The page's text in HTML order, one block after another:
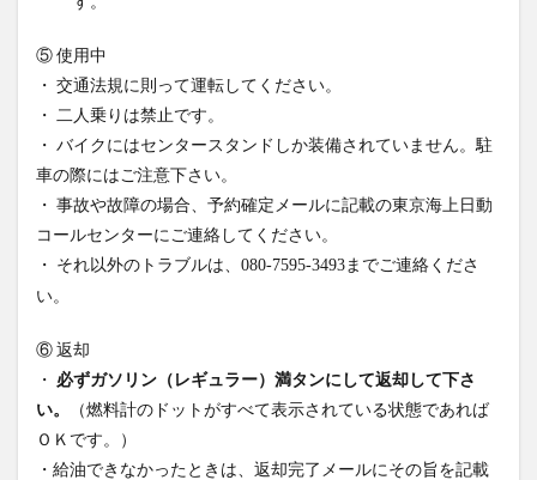
⑤ 使用中
・ 交通法規に則って運転してください。
・ 二人乗りは禁止です。
・ バイクにはセンタースタンドしか装備されていません。駐
車の際にはご注意下さい。
・ 事故や故障の場合、予約確定メールに記載の東京海上日動
コールセンターにご連絡してください。
・ それ以外のトラブルは、 080-7595-3493 までご連絡くださ
い。
⑥ 返却
・ 必ずガソリン（レギュラー）満タンにして返却して下さ
い。
（燃料計のドットがすべて表示されている状態であれば
ＯＫです。）
・給油できなかったときは、返却完了メールにその旨を記載